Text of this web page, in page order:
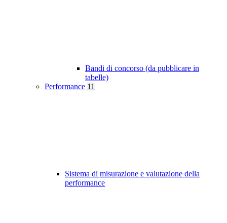
Bandi di concorso (da pubblicare in
tabelle)
Performance 11
Sistema di misurazione e valutazione della
performance